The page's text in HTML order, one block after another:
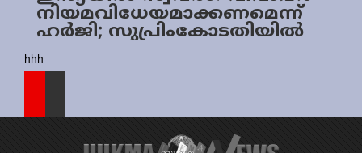
Sports
Jwala
Law
നിയമവിധേയമാക്കണമെന്ന്
ഹർജി; സുപ്രിംകോടതിയിൽ
വാദം ഇന്ന്
hhh